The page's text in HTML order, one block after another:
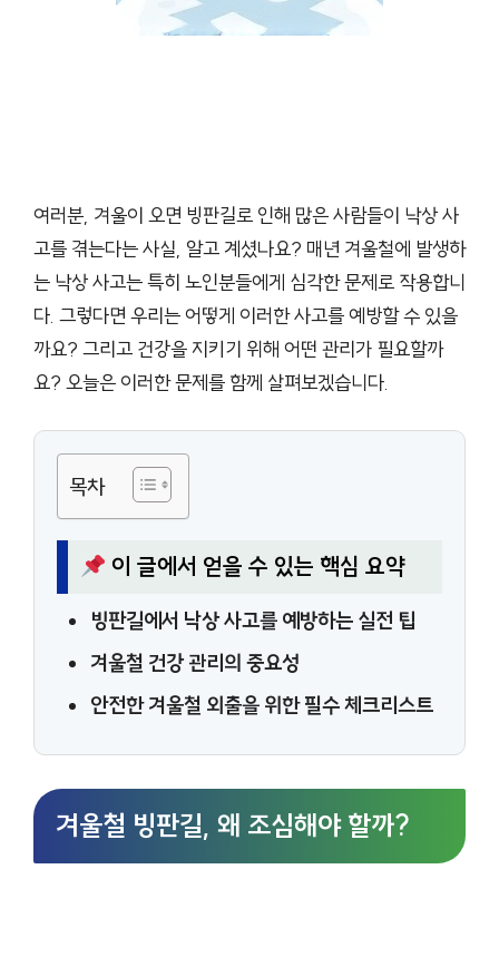
여러분, 겨울이 오면 빙판길로 인해 많은 사람들이 낙상 사
고를 겪는다는 사실, 알고 계셨나요? 매년 겨울철에 발생하
는 낙상 사고는 특히 노인분들에게 심각한 문제로 작용합니
다. 그렇다면 우리는 어떻게 이러한 사고를 예방할 수 있을
까요? 그리고 건강을 지키기 위해 어떤 관리가 필요할까
요? 오늘은 이러한 문제를 함께 살펴보겠습니다.
목차
이 글에서 얻을 수 있는 핵심 요약
빙판길에서 낙상 사고를 예방하는 실전 팁
겨울철 건강 관리의 중요성
안전한 겨울철 외출을 위한 필수 체크리스트
겨울철 빙판길, 왜 조심해야 할까?